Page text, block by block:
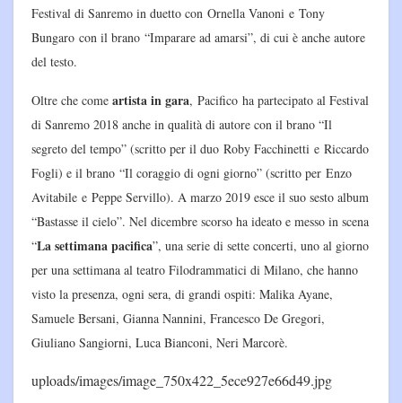
Festival di Sanremo in duetto con Ornella Vanoni e Tony
Bungaro con il brano “Imparare ad amarsi”, di cui è anche autore
del testo.
Oltre che come artista in gara, Pacifico ha partecipato al Festival
di Sanremo 2018 anche in qualità di autore con il brano “Il
segreto del tempo” (scritto per il duo Roby Facchinetti e Riccardo
Fogli) e il brano “Il coraggio di ogni giorno” (scritto per Enzo
Avitabile e Peppe Servillo). A marzo 2019 esce il suo sesto album
“Bastasse il cielo”. Nel dicembre scorso ha ideato e messo in scena
“La settimana pacifica”, una serie di sette concerti, uno al giorno
per una settimana al teatro Filodrammatici di Milano, che hanno
visto la presenza, ogni sera, di grandi ospiti: Malika Ayane,
Samuele Bersani, Gianna Nannini, Francesco De Gregori,
Giuliano Sangiorni, Luca Bianconi, Neri Marcorè.
uploads/images/image_750x422_5ece927e66d49.jpg